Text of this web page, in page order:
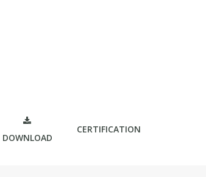
DOWNLOAD
CERTIFICATION